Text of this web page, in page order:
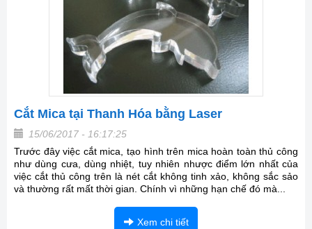
Cắt Mica tại Thanh Hóa bằng Laser
15/06/2017 - 16:17:25
Trước đây việc cắt mica, tạo hình trên mica hoàn toàn thủ công
như dùng cưa, dùng nhiệt, tuy nhiên nhược điểm lớn nhất của
việc cắt thủ công trên là nét cắt không tinh xảo, không sắc sảo
và thường rất mất thời gian. Chính vì những hạn chế đó mà...
Xem chi tiết